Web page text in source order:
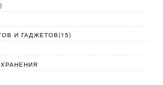
И ГАДЖЕТОВ(15)